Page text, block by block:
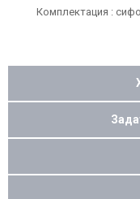
Комплектация :